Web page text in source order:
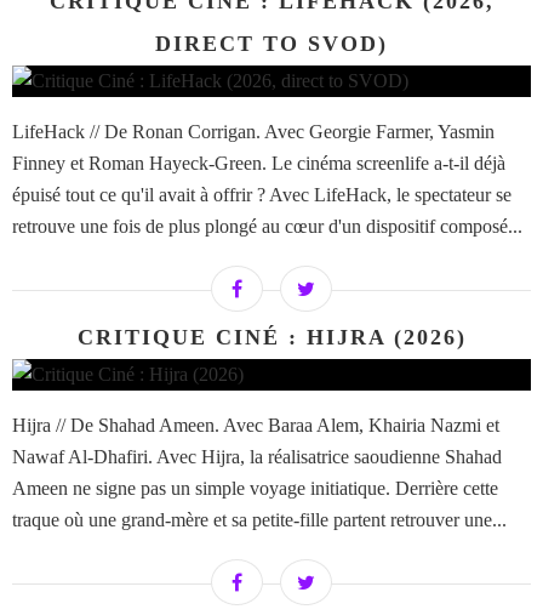
DIRECT TO SVOD)
LifeHack // De Ronan Corrigan. Avec Georgie Farmer, Yasmin
Finney et Roman Hayeck-Green. Le cinéma screenlife a-t-il déjà
épuisé tout ce qu'il avait à offrir ? Avec LifeHack, le spectateur se
retrouve une fois de plus plongé au cœur d'un dispositif composé...
CRITIQUE CINÉ : HIJRA (2026)
Hijra // De Shahad Ameen. Avec Baraa Alem, Khairia Nazmi et
Nawaf Al-Dhafiri. Avec Hijra, la réalisatrice saoudienne Shahad
Ameen ne signe pas un simple voyage initiatique. Derrière cette
traque où une grand-mère et sa petite-fille partent retrouver une...